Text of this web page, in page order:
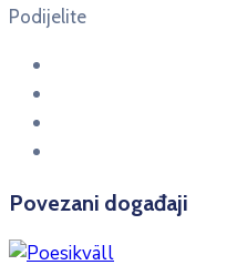
Podijelite
Povezani događaji